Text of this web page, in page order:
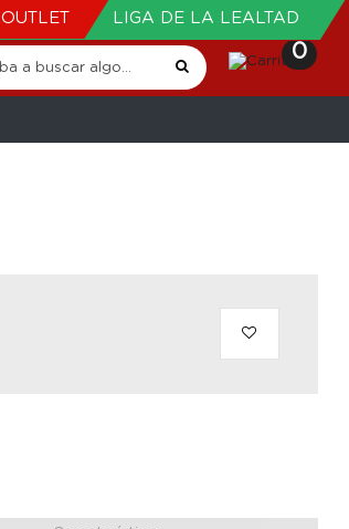
OUTLET LIGA DE LA LEALTAD
0